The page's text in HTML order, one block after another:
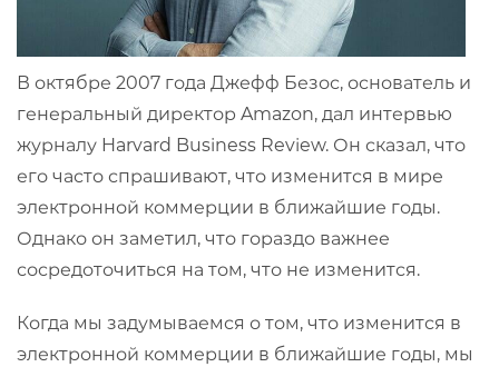
В октябре 2007 года Джефф Безос, основатель и
генеральный директор Amazon, дал интервью
журналу Harvard Business Review. Он сказал, что
его часто спрашивают, что изменится в мире
электронной коммерции в ближайшие годы.
Однако он заметил, что гораздо важнее
сосредоточиться на том, что не изменится.
Когда мы задумываемся о том, что изменится в
электронной коммерции в ближайшие годы, мы